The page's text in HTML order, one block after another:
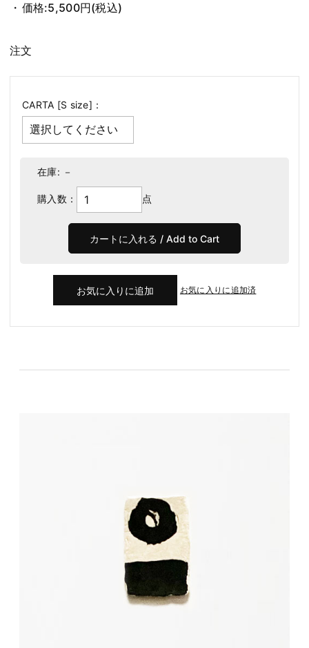
価格:5,500円(税込)
注文
CARTA [S size]：
在庫: －
購入数： 点
お気に入りに追加済